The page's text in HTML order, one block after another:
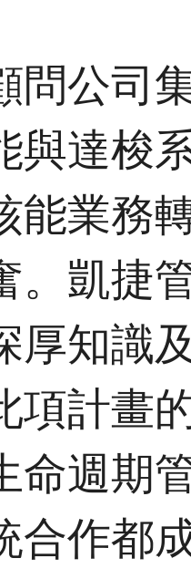
問公司
與達梭
能業務
。凱捷
厚知識
項計畫
命週期
合作都